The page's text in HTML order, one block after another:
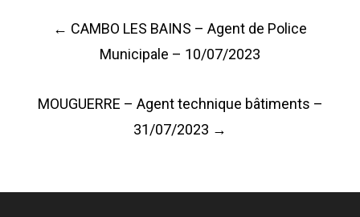
Post
navigation
← CAMBO LES BAINS – Agent de Police
Municipale – 10/07/2023
MOUGUERRE – Agent technique bâtiments –
31/07/2023 →